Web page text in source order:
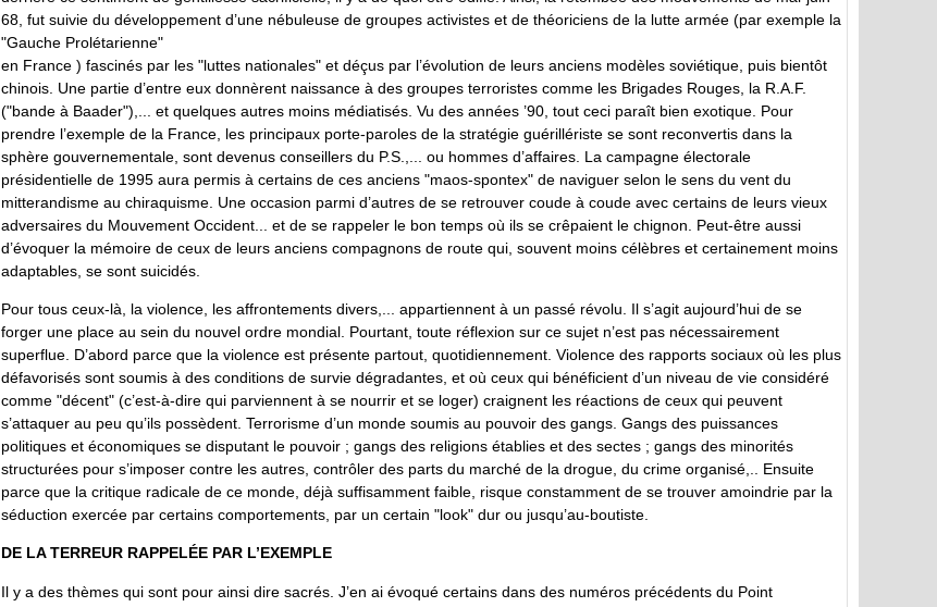
68, fut suivie du développement d’une nébuleuse de groupes activistes et de théoriciens de la lutte armée (par exemple la
"Gauche Prolétarienne"
en France ) fascinés par les "luttes nationales" et déçus par l’évolution de leurs anciens modèles soviétique, puis bientôt
chinois. Une partie d’entre eux donnèrent naissance à des groupes terroristes comme les Brigades Rouges, la R.A.F.
("bande à Baader"),... et quelques autres moins médiatisés. Vu des années ’90, tout ceci paraît bien exotique. Pour
prendre l’exemple de la France, les principaux porte-paroles de la stratégie guérillériste se sont reconvertis dans la
sphère gouvernementale, sont devenus conseillers du P.S.,... ou hommes d’affaires. La campagne électorale
présidentielle de 1995 aura permis à certains de ces anciens "maos-spontex" de naviguer selon le sens du vent du
mitterandisme au chiraquisme. Une occasion parmi d’autres de se retrouver coude à coude avec certains de leurs vieux
adversaires du Mouvement Occident... et de se rappeler le bon temps où ils se crêpaient le chignon. Peut-être aussi
d’évoquer la mémoire de ceux de leurs anciens compagnons de route qui, souvent moins célèbres et certainement moins
adaptables, se sont suicidés.
Pour tous ceux-là, la violence, les affrontements divers,... appartiennent à un passé révolu. Il s’agit aujourd’hui de se
forger une place au sein du nouvel ordre mondial. Pourtant, toute réflexion sur ce sujet n’est pas nécessairement
superflue. D’abord parce que la violence est présente partout, quotidiennement. Violence des rapports sociaux où les plus
défavorisés sont soumis à des conditions de survie dégradantes, et où ceux qui bénéficient d’un niveau de vie considéré
comme "décent" (c’est-à-dire qui parviennent à se nourrir et se loger) craignent les réactions de ceux qui peuvent
s’attaquer au peu qu’ils possèdent. Terrorisme d’un monde soumis au pouvoir des gangs. Gangs des puissances
politiques et économiques se disputant le pouvoir ; gangs des religions établies et des sectes ; gangs des minorités
structurées pour s’imposer contre les autres, contrôler des parts du marché de la drogue, du crime organisé,.. Ensuite
parce que la critique radicale de ce monde, déjà suffisamment faible, risque constamment de se trouver amoindrie par la
séduction exercée par certains comportements, par un certain "look" dur ou jusqu’au-boutiste.
DE LA TERREUR RAPPELÉE PAR L’EXEMPLE
Il y a des thèmes qui sont pour ainsi dire sacrés. J’en ai évoqué certains dans des numéros précédents du Point